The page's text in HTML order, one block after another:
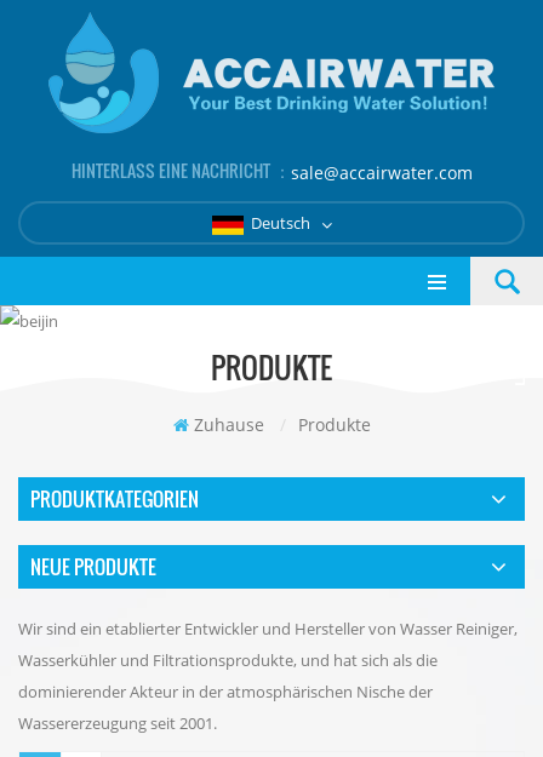
HINTERLASS EINE NACHRICHT ： sale@accairwater.com
Deutsch
PRODUKTE
Zuhause / Produkte
PRODUKTKATEGORIEN
NEUE PRODUKTE
Wir sind ein etablierter Entwickler und Hersteller von Wasser Reiniger,
Wasserkühler und Filtrationsprodukte, und hat sich als die
dominierender Akteur in der atmosphärischen Nische der
Wassererzeugung seit 2001.